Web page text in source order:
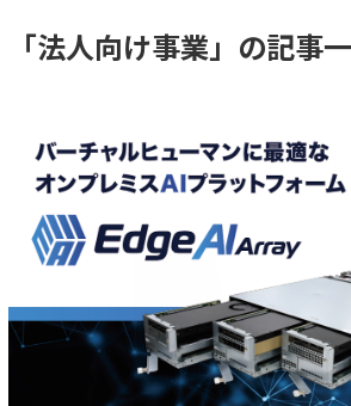
「法人向け事業」の記事